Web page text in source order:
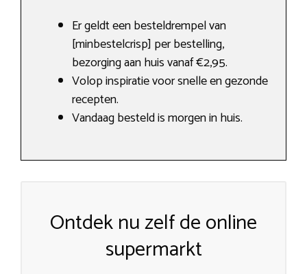
Er geldt een besteldrempel van
[minbestelcrisp] per bestelling,
bezorging aan huis vanaf €2,95.
Volop inspiratie voor snelle en gezonde
recepten.
Vandaag besteld is morgen in huis.
Ontdek nu zelf de online
supermarkt